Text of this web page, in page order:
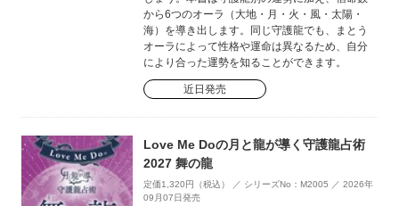
から6つのオーラ（大地・月・火・風・太陽・
海）を導き出します。同じ守護龍でも、まとう
オーラによって性格や運命は異なるため、自分
により合った運勢を知ることができます。
近日発売
Love Me Doの月と龍が導く守護龍占術
2027 舞の龍
定価1,320円（税込） ／ シリーズNo：M2005 ／ 2026年
09月07日発売